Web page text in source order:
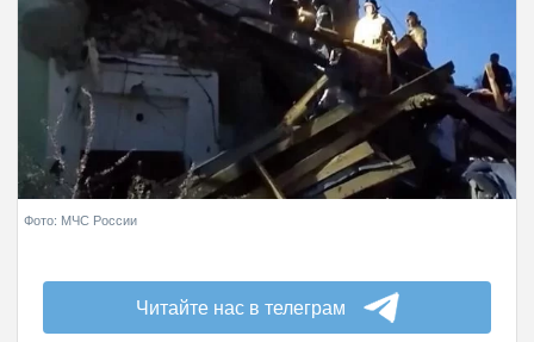
Фото: МЧС России
Читайте нас в телеграм